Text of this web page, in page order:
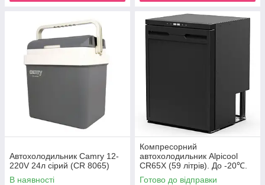
Автохолодильник Camry 12-
220V 24л сірий (CR 8065)
В наявності
Компресорний
автохолодильник Alpicool
CR65X (59 літрів). До -20℃.
(12, 24 вольт)
Готово до відправки